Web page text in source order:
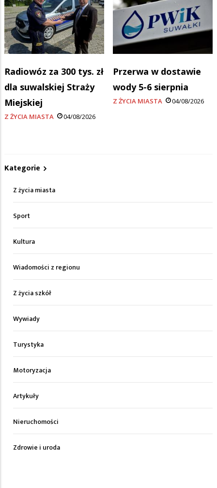
Radiowóz za 300 tys. zł
dla suwalskiej Straży
Miejskiej
Z ŻYCIA MIASTA 04/08/2026
Przerwa w dostawie
wody 5-6 sierpnia
Z ŻYCIA MIASTA 04/08/2026
Kategorie
Z życia miasta
Sport
Kultura
Wiadomości z regionu
Z życia szkół
Wywiady
Turystyka
Motoryzacja
Artykuły
Nieruchomości
Zdrowie i uroda